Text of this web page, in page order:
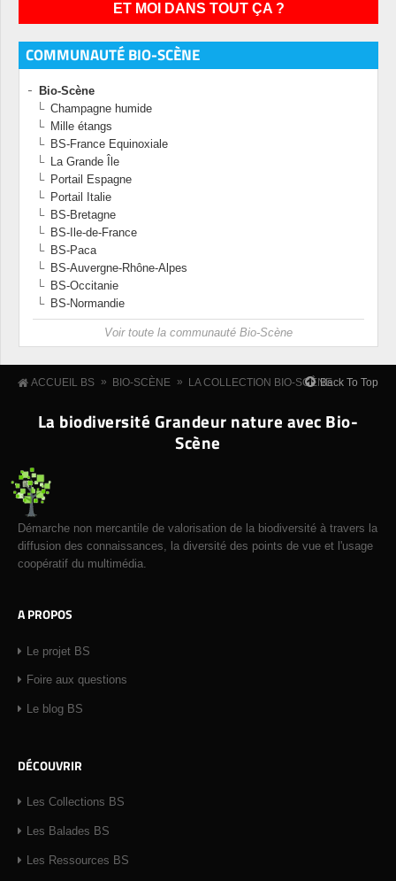
ET MOI DANS TOUT ÇA ?
COMMUNAUTÉ BIO-SCÈNE
Bio-Scène
Champagne humide
Mille étangs
BS-France Equinoxiale
La Grande Île
Portail Espagne
Portail Italie
BS-Bretagne
BS-Ile-de-France
BS-Paca
BS-Auvergne-Rhône-Alpes
BS-Occitanie
BS-Normandie
Voir toute la communauté Bio-Scène
ACCUEIL BS » BIO-SCÈNE » LA COLLECTION BIO-SCÈNEBack To Top
La biodiversité Grandeur nature avec Bio-
Scène
Démarche non mercantile de valorisation de la biodiversité à travers la
diffusion des connaissances, la diversité des points de vue et l'usage
coopératif du multimédia.
A PROPOS
Le projet BS
Foire aux questions
Le blog BS
DÉCOUVRIR
Les Collections BS
Les Balades BS
Les Ressources BS